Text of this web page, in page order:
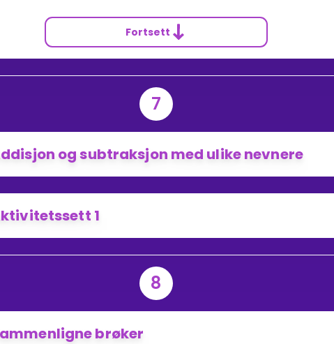
Fortsett
7
og subtraksjon med ulike nevnere
1
8
brøker